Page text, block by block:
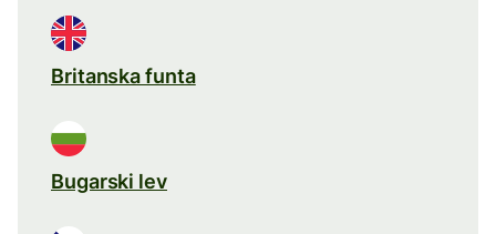
Britanska funta
Bugarski lev